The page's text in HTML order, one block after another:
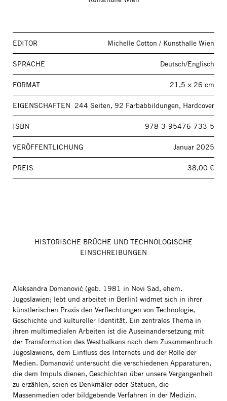
EDITOR Michelle Cotton / Kunsthalle Wien
SPRACHE Deutsch/Englisch
FORMAT 21,5 × 26 cm
EIGENSCHAFTEN 244 Seiten, 92 Farbabbildungen, Hardcover
ISBN 978-3-95476-733-5
VERÖFFENTLICHUNG Januar 2025
PREIS 38,00 €
HISTORISCHE BRÜCHE UND TECHNOLOGISCHE
EINSCHREIBUNGEN
Aleksandra Domanović (geb. 1981 in Novi Sad, ehem.
Jugoslawien; lebt und arbeitet in Berlin) widmet sich in ihrer
künstlerischen Praxis den Verflechtungen von Technologie,
Geschichte und kultureller Identität. Ein zentrales Thema in
ihren multimedialen Arbeiten ist die Auseinandersetzung mit
der Transformation des Westbalkans nach dem Zusammenbruch
Jugoslawiens, dem Einfluss des Internets und der Rolle der
Medien. Domanović untersucht die verschiedenen Apparaturen,
die dem Impuls dienen, Geschichten über unsere Vergangenheit
zu erzählen, seien es Denkmäler oder Statuen, die
Massenmedien oder bildgebende Verfahren in der Medizin.